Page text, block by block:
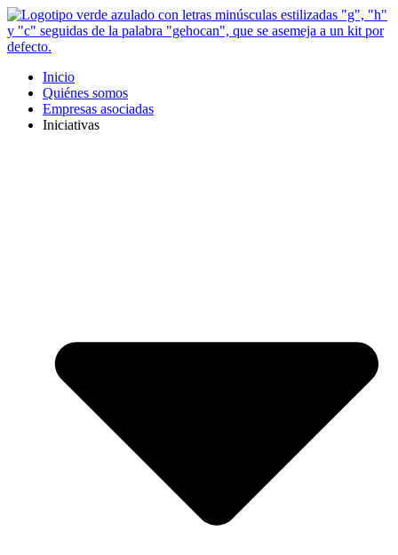
Ir
al
contenido
Inicio
Quiénes somos
Empresas asociadas
Iniciativas